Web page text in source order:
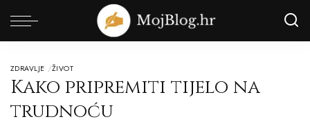
ZDRAVLJE ŽIVOT
Kako pripremiti tijelo na
trudnoću